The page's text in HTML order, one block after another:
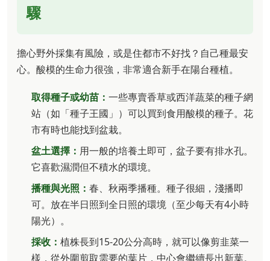
驟
擔心野外採集有風險，或是住都市不好找？自己種最安
心。酸模的生命力很強，非常適合新手在陽台種植。
取得種子或幼苗： 一些專賣香草或西洋蔬菜的種子網
站（如「種子王國」）可以買到食用酸模的種子。花
市有時也能找到盆栽。
盆土選擇： 用一般的培養土即可，盆子要有排水孔。
它喜歡濕潤但不積水的環境。
播種與光照： 春、秋兩季播種。種子很細，淺播即
可。放在半日照到全日照的環境（至少每天有4小時
陽光）。
採收： 植株長到15-20公分高時，就可以像剪韭菜一
樣，從外圍剪取需要的葉片，中心會繼續長出新葉。